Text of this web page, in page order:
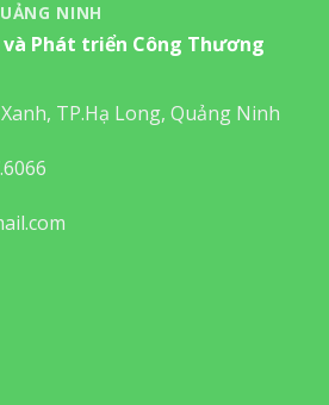
NINH
Phát triển Công Thương
Xanh, TP.Hạ Long, Quảng Ninh